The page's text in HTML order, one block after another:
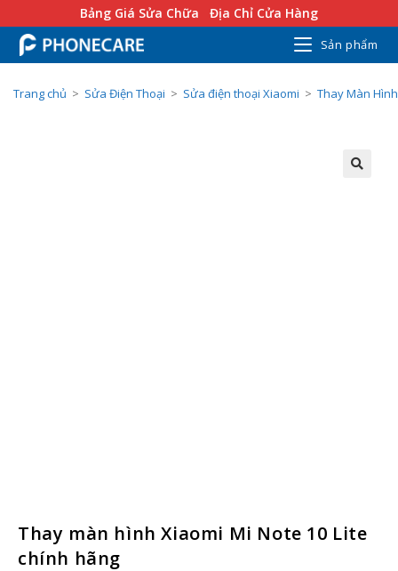
Bảng Giá Sửa Chữa Địa Chỉ Cửa Hàng
Sản phẩm
Trang chủ > Sửa Điện Thoại > Sửa điện thoại Xiaomi > Thay Màn
Thay màn hình Xiaomi Mi Note 10 Lite
chính hãng